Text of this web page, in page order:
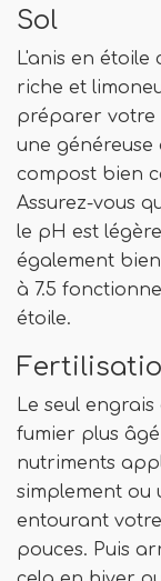
Sol
L'anis en étoile
riche et
préparer votre
une
compost bien
Assurez-vous
le pH est
également
à 7.5
étoile.
Le seul
fumier plus
nutriments
simplement ou
entourant
pouces. Puis